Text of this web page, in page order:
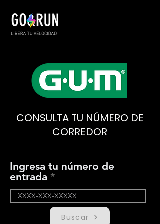
CONSULTA TU NÚMERO DE
CORREDOR
Ingresa tu número de
entrada
Buscar